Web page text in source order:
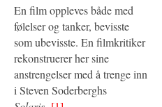
En film oppleves både med
følelser og tanker, bevisste
som ubevisste. En filmkritiker
rekonstruerer her sine
anstrengelser med å trenge inn
i Steven Soderberghs